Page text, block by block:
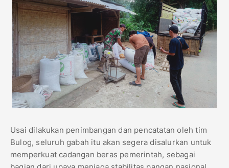
Usai dilakukan penimbangan dan pencatatan oleh tim
Bulog, seluruh gabah itu akan segera disalurkan untuk
memperkuat cadangan beras pemerintah, sebagai